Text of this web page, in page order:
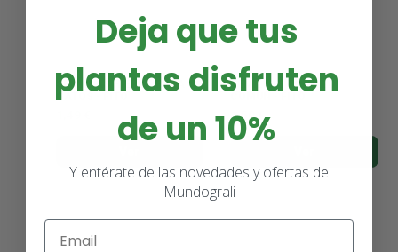
SEMILLAS HIERBA PARA
SEMILLAS TOMILLO
1,50 €
Deja que tus
plantas disfruten
de un 10%
Y entérate de las novedades y ofertas de
Mundograli